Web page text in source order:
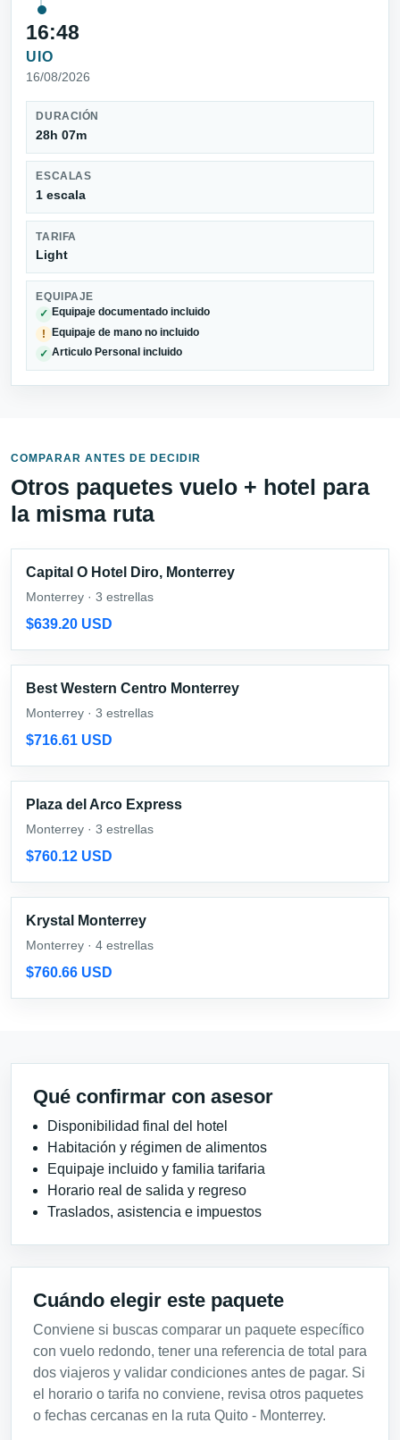
16:48
UIO
16/08/2026
DURACIÓN
28h 07m
ESCALAS
1 escala
TARIFA
Light
EQUIPAJE
✓ Equipaje documentado incluido
! Equipaje de mano no incluido
✓ Articulo Personal incluido
COMPARAR ANTES DE DECIDIR
Otros paquetes vuelo + hotel para
la misma ruta
Capital O Hotel Diro, Monterrey
Monterrey · 3 estrellas
$639.20 USD
Best Western Centro Monterrey
Monterrey · 3 estrellas
$716.61 USD
Plaza del Arco Express
Monterrey · 3 estrellas
$760.12 USD
Krystal Monterrey
Monterrey · 4 estrellas
$760.66 USD
Qué confirmar con asesor
Disponibilidad final del hotel
Habitación y régimen de alimentos
Equipaje incluido y familia tarifaria
Horario real de salida y regreso
Traslados, asistencia e impuestos
Cuándo elegir este paquete
Conviene si buscas comparar un paquete específico
con vuelo redondo, tener una referencia de total para
dos viajeros y validar condiciones antes de pagar. Si
el horario o tarifa no conviene, revisa otros paquetes
o fechas cercanas en la ruta Quito - Monterrey.